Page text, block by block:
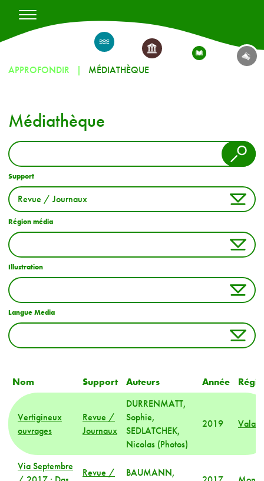
APPROFONDIR MÉDIATHÈQUE
Médiathèque
Support
Région média
Illustration
Langue Media
Nom Support Auteurs Année
Vertigineux
ouvrages
Revue /
Journaux
DURRENMATT,
Sophie,
SEDLATCHEK,
Nicolas (Photos)
2019 Valais
Via Septembre
Revue /
BAUMANN,